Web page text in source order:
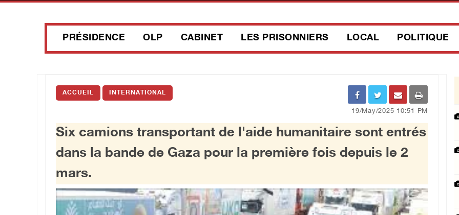
PRÉSIDENCE OLP CABINET LES PRISONNIERS LOCAL POLITIQUE
ACCUEIL INTERNATIONAL
19/May/2025 10:51 PM
Six camions transportant de l'aide humanitaire sont entrés
dans la bande de Gaza pour la première fois depuis le 2
mars.